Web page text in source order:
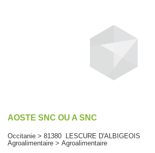
AOSTE SNC OU A SNC
Occitanie > 81380 LESCURE D'ALBIGEOIS
Agroalimentaire > Agroalimentaire